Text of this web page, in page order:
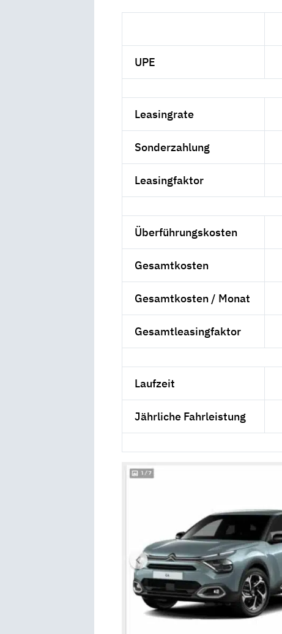
UPE
Leasingrate
Sonderzahlung
Leasingfaktor
Überführungskosten
Gesamtkosten
Gesamtkosten / Monat
Gesamtleasingfaktor
Laufzeit
Jährliche Fahrleistung